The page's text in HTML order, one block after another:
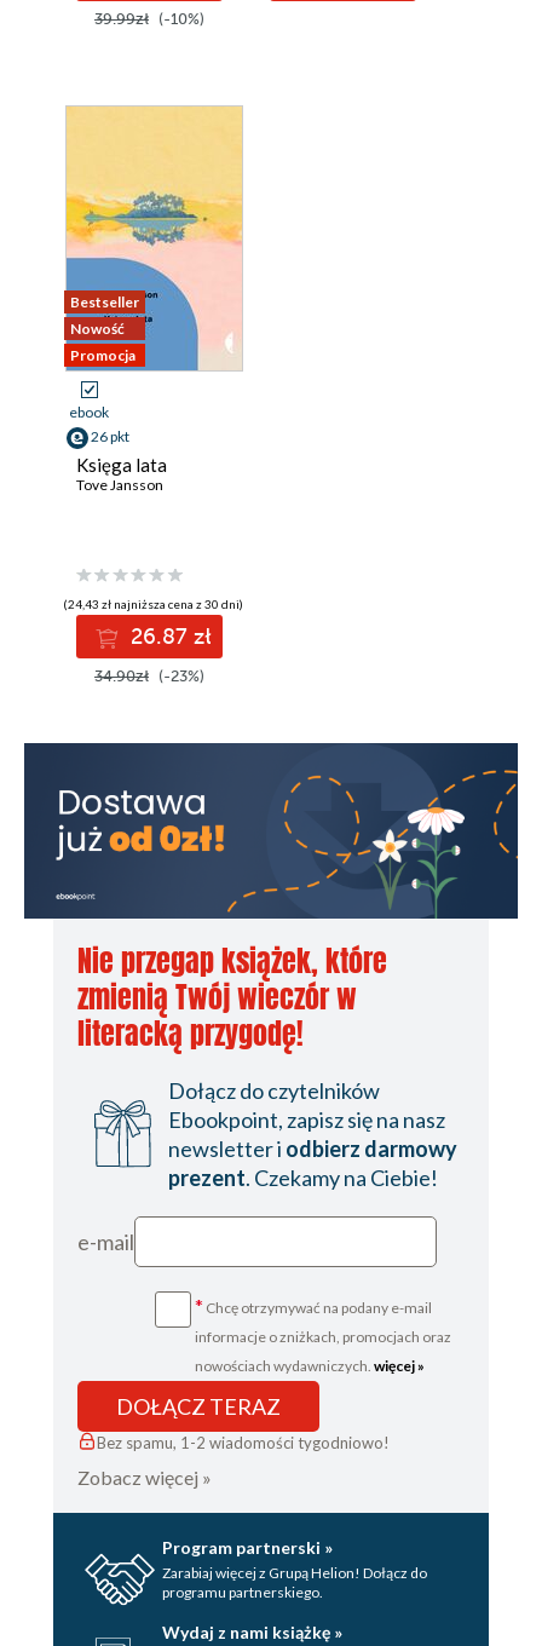
39.99zł (-10%)
Bestseller
Nowość
Promocja
ebook
26 pkt
Księga lata
Tove Jansson
(24,43 zł najniższa cena z 30 dni)
26.87 zł
34.90zł (-23%)
Nie przegap książek, które
zmienią Twój wieczór w
literacką przygodę!
Dołącz do czytelników
Ebookpoint, zapisz się na nasz
newsletter i odbierz darmowy
prezent. Czekamy na Ciebie!
e-mail
* Chcę otrzymywać na podany e-mail
informacje o zniżkach, promocjach oraz
nowościach wydawniczych. więcej »
DOŁĄCZ TERAZ
Bez spamu, 1-2 wiadomości tygodniowo!
Zobacz więcej »
Program partnerski »
Zarabiaj więcej z Grupą Helion! Dołącz do
programu partnerskiego.
Wydaj z nami książkę »